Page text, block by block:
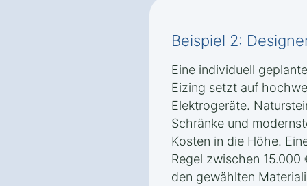
Beispiel 2:
Eine individuell
Eizing setzt auf
Elektrogeräte.
Schränke und
Kosten in die Höhe.
Regel zwischen
den gewählten